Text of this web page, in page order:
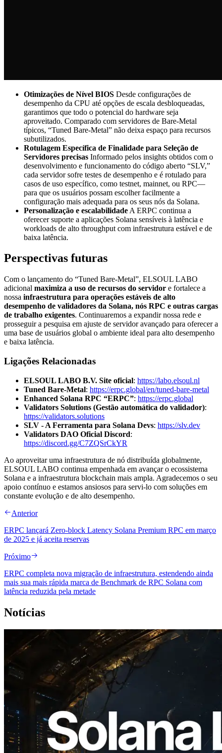
Otimizações de Nível BIOS Desde configurações de
desempenho da CPU até opções de escala desbloqueadas,
garantimos que todo o potencial do hardware seja
aproveitado. Comparado com servidores de Bare-Metal
típicos, “Tuned Bare-Metal” não deixa espaço para recursos
subutilizados.
Rotulagem Específica de Finalidade para Seleção de
Servidores precisas Informado pelos insights obtidos com o
desenvolvimento e funcionamento do código aberto “SLV,”
cada servidor sofre testes de desempenho e é rotulado para
casos de uso específico, como testnet, mainnet, ou RPC—
para que os usuários possam escolher facilmente a
configuração mais adequada para os seus nós da Solana.
Personalização e escalabilidade A ERPC continua a
oferecer suporte a aplicações Solana sensíveis à latência e
workloads de alto throughput com infraestrutura estável e de
baixa latência.
Perspectivas futuras
Com o lançamento do “Tuned Bare-Metal”, ELSOUL LABO
adicional maximiza a uso de recursos do servidor e fortalece a
nossa infraestrutura para operações estáveis de alto
desempenho de validadores da Solana, nós RPC e outras cargas
de trabalho exigentes. Continuaremos a expandir nossa rede e
prosseguir a pesquisa em ajuste de servidor avançado para oferecer a
uma base de usuários global o ambiente ideal para alto desempenho
e baixa latência.
Ligações Relacionadas
ELSOUL LABO B.V. Site oficial: https://labo.elsoul.nl
Tuned Bare-Metal: https://erpc.global/en/tuned-bare-metal
Enhanced Solana RPC “ERPC”: https://erpc.global
Validators Solutions (Gestão automática do validador):
https://validators.solutions
SLV - A Ferramenta para Solana Devs: https://slv.dev
Validators DAO Oficial Discord:
https://discord.gg/C7ZQSrCkYR
Ao aproveitar uma infraestrutura de nó distribuída globalmente,
ELSOUL LABO continua empenhada em avançar o ecossistema
Solana e a infraestrutura blockchain mais ampla. Agradecemos o seu
apoio contínuo e estamos ansiosos para servi-lo com soluções em
constante evolução e de alto desempenho.
Anterior
ERPC lançará Zero-block Latency Solana Premium RPC em março
de 2025 e já aceita reservas
Próximo
ERPC completa nova migração de infraestrutura, estendendo ainda
mais sua mais rápida marca de Benchmark de RPC Solana com
latência reduzida pela metade
Notícias
2026.08.05